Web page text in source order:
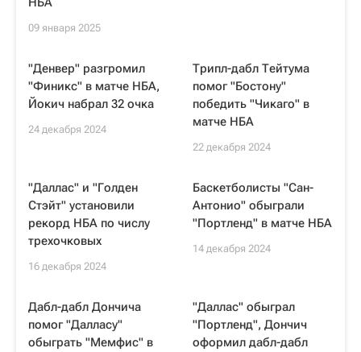
09 января 2025
"Денвер" разгромил
"Финикс" в матче НБА,
Йокич набрал 32 очка
24 декабря 2024
Трипл-дабл Тейтума
помог "Бостону"
победить "Чикаго" в
матче НБА
22 декабря 2024
"Даллас" и "Голден
Стэйт" установили
рекорд НБА по числу
трехочковых
16 декабря 2024
Баскетболисты "Сан-
Антонио" обыграли
"Портленд" в матче НБА
14 декабря 2024
Дабл-дабл Дончича
помог "Далласу"
обыграть "Мемфис" в
"Даллас" обыграл
"Портленд", Дончич
оформил дабл-дабл